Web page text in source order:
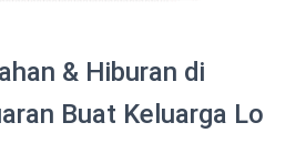
& Hiburan di
Buat Keluarga Lo